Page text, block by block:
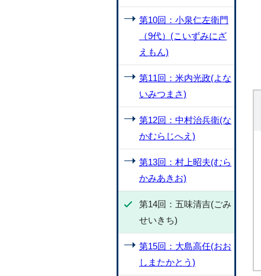
第10回：小泉仁左衛門
（9代）(こいずみにざ
えもん)
第11回：米内光政(よな
いみつまさ)
第12回：中村治兵衛(な
かむらじへえ)
第13回：村上昭夫(むら
かみあきお)
第14回：五味清吉(ごみ
せいきち)
第15回：大島高任(おお
しまたかとう)